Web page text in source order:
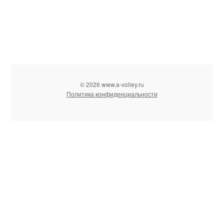
© 2026 www.a-volley.ru
Политика конфиденциальности